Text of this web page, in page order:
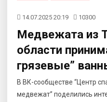
14.07.2025 20:19 10300
Медвежата из
области
грязевые”
В ВК-сообществе “Центр
медвежат” поделились